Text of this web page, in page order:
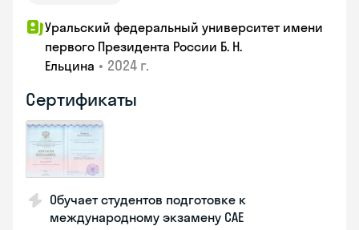
Уральский федеральный университет имени
первого Президента России Б. Н.
Ельцина • 2024 г.
Сертификаты
Обучает студентов подготовке к
международному экзамену CAE